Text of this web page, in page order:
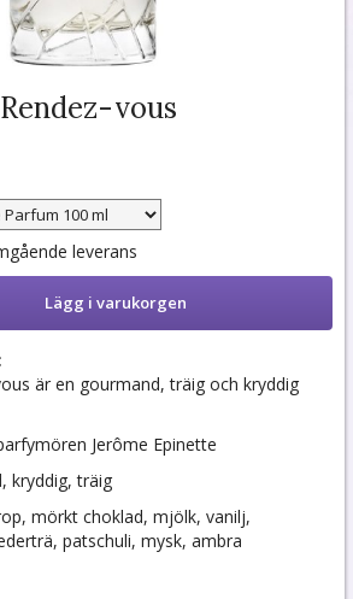
vous
leverans
Lägg i varukorgen
är en gourmand, träig och kryddig
Jerôme Epinette
kryddig, träig
mörkt choklad, mjölk, vanilj,
patschuli, mysk, ambra